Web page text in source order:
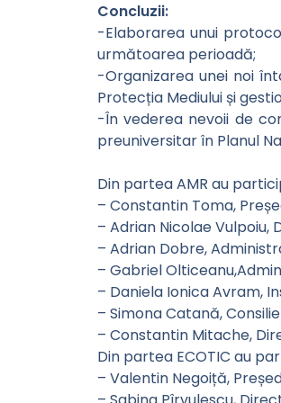
Concluzii:
-Elaborarea unui
următoarea perioadă;
-Organizarea unei noi
Protecția Mediului și
-În vederea nevoii de
preuniversitar în Planul
Din partea AMR au
– Constantin Toma,
– Adrian Nicolae Vulpoiu,
– Adrian Dobre,
– Gabriel
– Daniela Ionica Avram,
– Simona Catană,
– Constantin Mitache,
Din partea ECOTIC au
– Valentin Negoiță,